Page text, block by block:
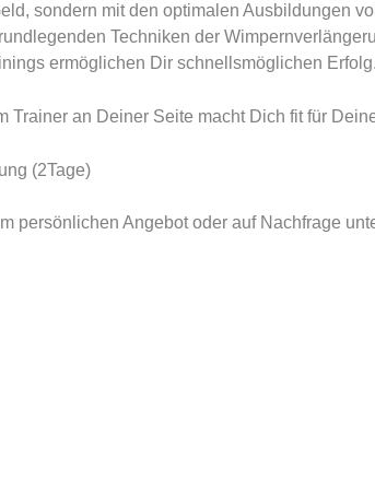
sondern mit den optimalen Ausbildungen
Techniken der
ermöglichen Dir schnellsmöglichen
Trainer an Deiner Seite macht Dich fit für
(2Tage)
persönlichen Angebot oder auf Nachfrage